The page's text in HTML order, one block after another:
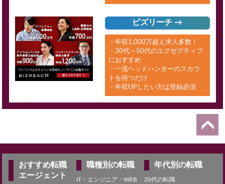
ビズリーチ →
・年収1,000万超え求人多数！
・30代～50代のエグゼグティブ
におすすめ
・一流ヘッドハンターのスカウ
トを待つだけ
・年収UPしたい方は登録必須
おすすめ転職
エージェント
職種別の転職
IT・エンジニア・WEB
年代別の転職
20代の転職